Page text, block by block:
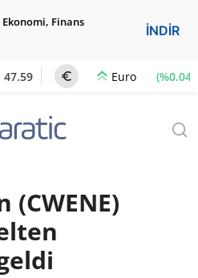
Finans
İNDİR
47.59 Euro (%0.04)
(CWENE)